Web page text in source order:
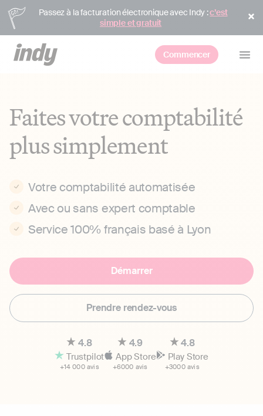
Passez à la facturation électronique avec Indy :c’est
simple et gratuit
Commencer
Faites votre comptabilité
plus simplement
Votre comptabilité automatisée
Avec ou sans expert comptable
Service 100% français basé à Lyon
Démarrer
Prendre rendez-vous
4.8
Trustpilot
+14 000 avis
4.9
App Store
+6000 avis
4.8
Play Store
+3000 avis